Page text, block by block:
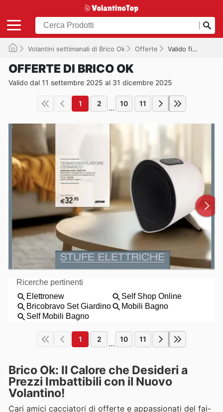
Volantini settimanali di Brico Ok Offerte Valido fino al 31/12/2025
OFFERTE DI BRICO OK
Valido dal 11 settembre 2025 al 31 dicembre 2025
1 2 ... 10 11
1 2 ... 10 11
Brico Ok: Il Calore che Desideri a
Prezzi Imbattibili con il Nuovo
Volantino!
Cari amici cacciatori di offerte e appassionati del fai-